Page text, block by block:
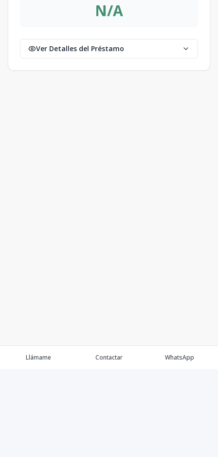
N/A
Ver Detalles del Préstamo
Llámame Contactar WhatsApp